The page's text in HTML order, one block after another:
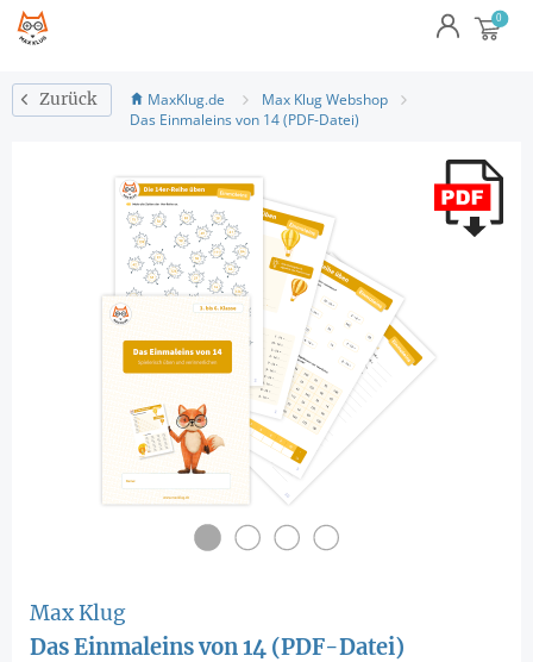
Zurück MaxKlug.de
Max Klug Webshop
Das Einmaleins von 14 (PDF-Datei)
Max Klug
Das Einmaleins von 14 (PDF-Datei)